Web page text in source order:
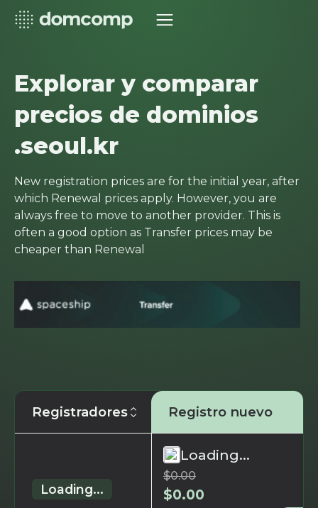
Explorar y comparar
precios de dominios
.seoul.kr
New registration prices are for the initial year, after
which Renewal prices apply. However, you are
always free to move to another provider. This is
often a good option as Transfer prices may be
cheaper than Renewal
Registradores Registro nuevo
Loading...
Loading...
$0.00
$0.00